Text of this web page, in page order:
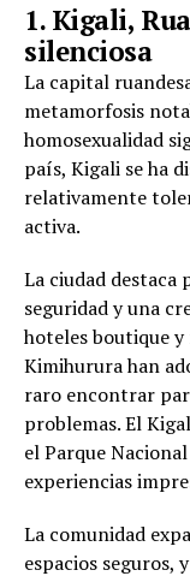
1. Kigali,
silenciosa
La capital
metamorfosis
homosexualidad
país, Kigali se ha
relativamente
activa.
La ciudad destaca
seguridad y una
hoteles boutique
Kimihurura han
raro encontrar
problemas. El
el Parque
experiencias
La comunidad
espacios seguros,